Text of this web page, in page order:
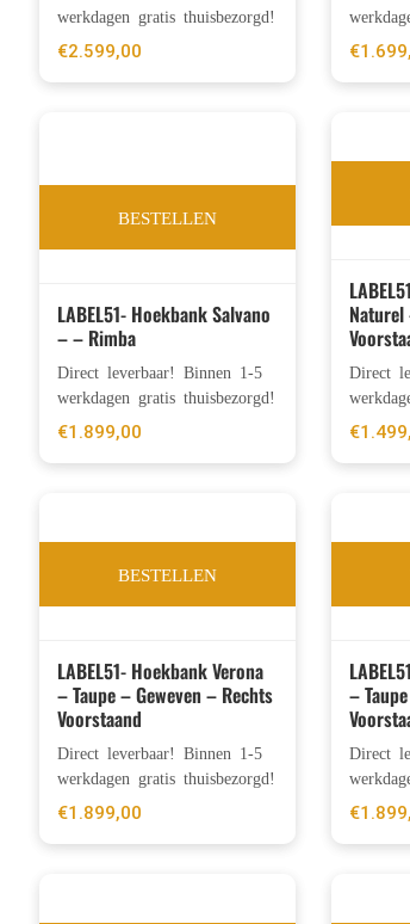
werkdagen gratis thuisbezorgd!
€2.599,00 €
BESTELLEN
LABEL51- Hoekbank Salvano
– – Rimba
Direct leverbaar! Binnen 1-5
werkdagen gratis thuisbezorgd!
€1.899,00
Direct
€
BESTELLEN
LABEL51- Hoekbank Verona
– Taupe – Geweven – Rechts
Voorstaand
Direct leverbaar! Binnen 1-5
werkdagen gratis thuisbezorgd!
€1.899,00
–
Direct
€